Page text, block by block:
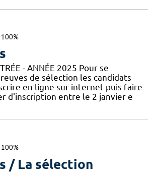
100%
- ANNÉE 2025 Pour se
de sélection les candidats
en ligne sur internet puis faire
d'inscription entre le 2 janvier e
100%
/ La sélection